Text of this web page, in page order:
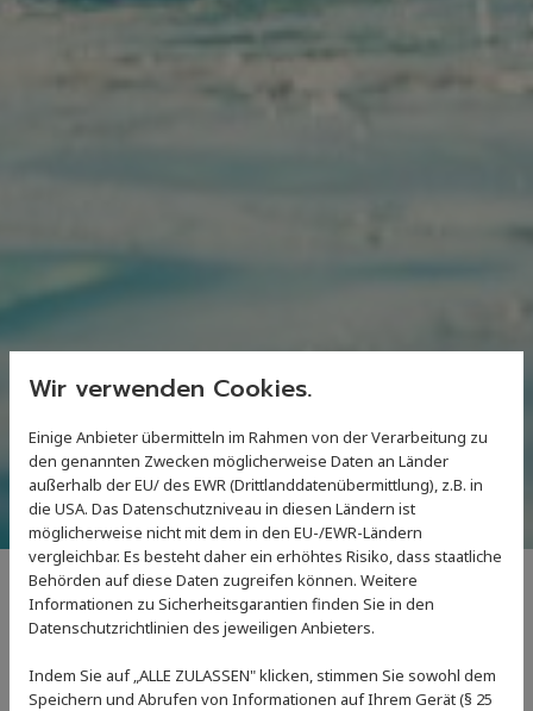
Aufbaugruppen
Wir verwenden Cookies.
Einige Anbieter übermitteln im Rahmen von der Verarbeitung zu
den genannten Zwecken möglicherweise Daten an Länder
außerhalb der EU/ des EWR (Drittlanddatenübermittlung), z.B. in
die USA. Das Datenschutzniveau in diesen Ländern ist
möglicherweise nicht mit dem in den EU-/EWR-Ländern
vergleichbar. Es besteht daher ein erhöhtes Risiko, dass staatliche
Behörden auf diese Daten zugreifen können. Weitere
Informationen zu Sicherheitsgarantien finden Sie in den
Datenschutzrichtlinien des jeweiligen Anbieters.
Indem Sie auf „ALLE ZULASSEN" klicken, stimmen Sie sowohl dem
Speichern und Abrufen von Informationen auf Ihrem Gerät (§ 25